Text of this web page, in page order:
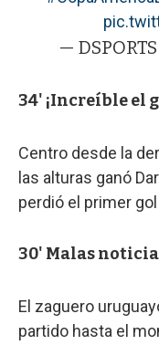
—
34' ¡Increíble el
Centro desde la
las alturas ganó
perdió el primer
30' Malas
El zaguero
partido hasta el